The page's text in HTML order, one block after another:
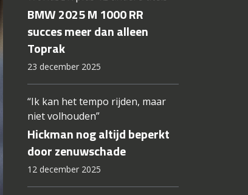
BMW 2025 M 1000 RR
succes meer dan alleen
Toprak
23 december 2025
“Ik kan het tempo rijden, maar
niet volhouden”
Hickman nog altijd beperkt
door zenuwschade
12 december 2025